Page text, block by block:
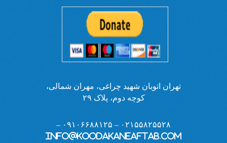
تهران اتوبان شهید چراغی، مهران شمالی،
کوچه دوم، پلاک ۲۹
۰۲۱۵۵۸۲۵۵۲۸ – ۰۹۱۰۶۶۸۸۱۲۵ –
info@koodakaneaftab.com